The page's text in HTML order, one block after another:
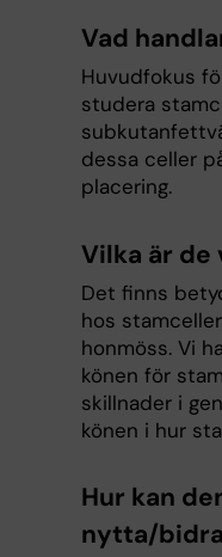
Vad
Huvudfokus
studera
dessa celler
placering.
Vilka är
Det finns
hos
honmöss. Vi
könen för
skillnader i
könen i hur
Hur kan
nytta/